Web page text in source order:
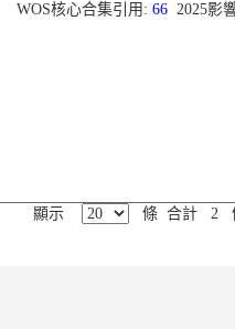
WOS核心合集引用: 66 2025影
顯示 條 合計 2